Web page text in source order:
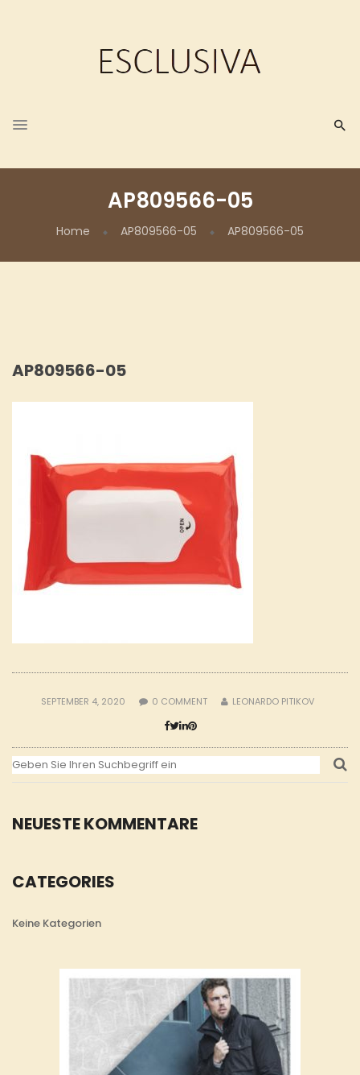
AP809566-05
Home AP809566-05 AP809566-05
NEUESTE KOMMENTARE
CATEGORIES
Keine Kategorien
AP809566-05
SEPTEMBER 4, 2020 0 COMMENT LEONARDO PITIKOV